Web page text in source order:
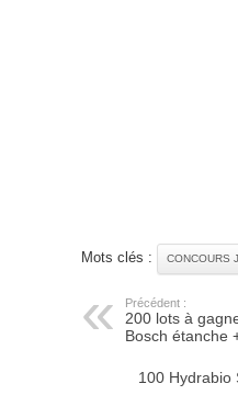
Mots clés : CONCOURS
Précédent :
200 lots à
Bosch étanche
100 Hydrabio